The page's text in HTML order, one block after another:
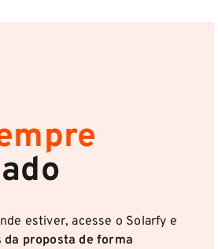
estiver, acesse o Solarfy e
da proposta de forma